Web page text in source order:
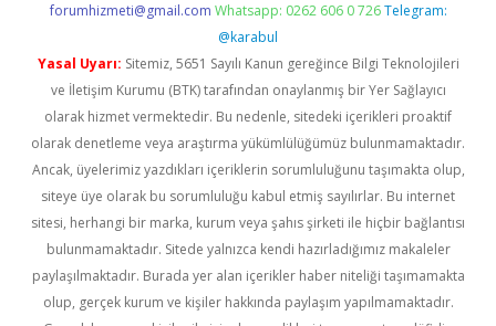
forumhizmeti@gmail.com Whatsapp: 0262 606 0 726 Telegram:
@karabul
Yasal Uyarı: Sitemiz, 5651 Sayılı Kanun gereğince Bilgi Teknolojileri
ve İletişim Kurumu (BTK) tarafından onaylanmış bir Yer Sağlayıcı
olarak hizmet vermektedir. Bu nedenle, sitedeki içerikleri proaktif
olarak denetleme veya araştırma yükümlülüğümüz bulunmamaktadır.
Ancak, üyelerimiz yazdıkları içeriklerin sorumluluğunu taşımakta olup,
siteye üye olarak bu sorumluluğu kabul etmiş sayılırlar. Bu internet
sitesi, herhangi bir marka, kurum veya şahıs şirketi ile hiçbir bağlantısı
bulunmamaktadır. Sitede yalnızca kendi hazırladığımız makaleler
paylaşılmaktadır. Burada yer alan içerikler haber niteliği taşımamakta
olup, gerçek kurum ve kişiler hakkında paylaşım yapılmamaktadır.